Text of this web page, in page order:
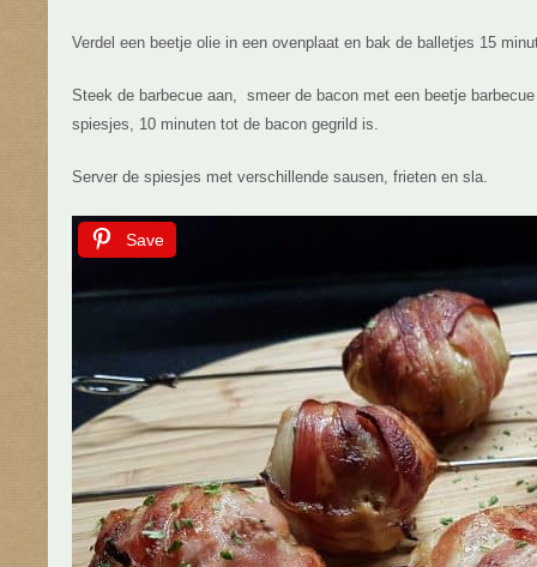
Verdel een beetje olie in een ovenplaat en bak de balletjes 15
Steek de barbecue aan, smeer de bacon met een beetje
spiesjes, 10 minuten tot de bacon gegrild is.
Server de spiesjes met verschillende sausen, frieten en sla.
Save